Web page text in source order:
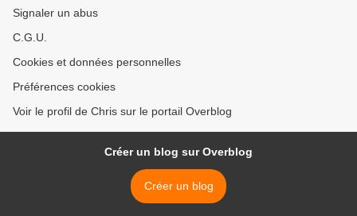
Signaler un abus
C.G.U.
Cookies et données personnelles
Préférences cookies
Voir le profil de Chris sur le portail Overblog
Créer un blog sur Overblog
Créer un blog